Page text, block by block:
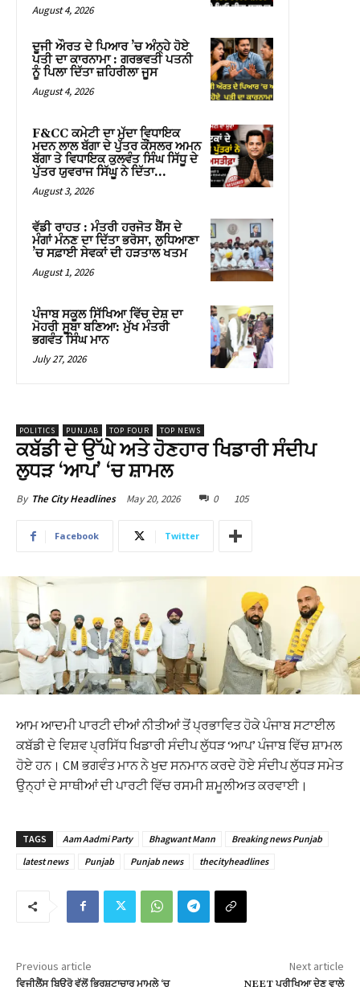
August 4, 2026
ਦੂਜੀ ਔਰਤ ਦੇ ਪਿਆਰ ’ਚ ਅੰਨ੍ਹੇ ਹੋਏ
ਪਤੀ ਦਾ ਕਾਰਨਾਮਾ : ਗਰਭਵਤੀ ਪਤਨੀ
ਨੂੰ ਪਿਲਾ ਦਿੱਤਾ ਜ਼ਹਿਰੀਲਾ ਜੂਸ
August 4, 2026
F&CC ਕਮੇਟੀ ਦਾ ਮੁੱਦਾ ਵਿਧਾਇਕ
ਮਦਨ ਲਾਲ ਬੱਗਾ ਦੇ ਪੁੱਤਰ ਕੌਂਸਲਰ ਅਮਨ
ਬੱਗਾ ਤੇ ਵਿਧਾਇਕ ਕੁਲਵੰਤ ਸਿੰਘ ਸਿੱਧੂ ਦੇ
ਪੁੱਤਰ ਯੁਵਰਾਜ ਸਿੱਘੂ ਨੇ ਦਿੱਤਾ...
August 3, 2026
ਵੱਡੀ ਰਾਹਤ : ਮੰਤਰੀ ਹਰਜੋਤ ਬੈਂਸ ਦੇ
ਮੰਗਾਂ ਮੰਨਣ ਦਾ ਦਿੱਤਾ ਭਰੋਸਾ, ਲੁਧਿਆਣਾ
’ਚ ਸਫ਼ਾਈ ਸੇਵਕਾਂ ਦੀ ਹੜਤਾਲ ਖਤਮ
August 1, 2026
ਪੰਜਾਬ ਸਕੂਲ ਸਿੱਖਿਆ ਵਿੱਚ ਦੇਸ਼ ਦਾ
ਮੋਹਰੀ ਸੂਬਾ ਬਣਿਆ: ਮੁੱਖ ਮੰਤਰੀ
ਭਗਵੰਤ ਸਿੰਘ ਮਾਨ
July 27, 2026